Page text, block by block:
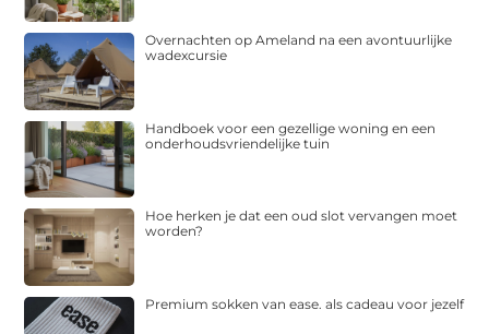
Overnachten op Ameland na een avontuurlijke
wadexcursie
Handboek voor een gezellige woning en een
onderhoudsvriendelijke tuin
Hoe herken je dat een oud slot vervangen moet
worden?
Premium sokken van ease. als cadeau voor jezelf